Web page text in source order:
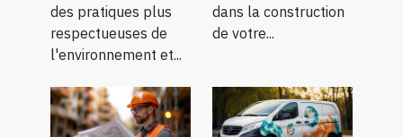
des pratiques plus
respectueuses de
l'environnement et...
dans la construction
de votre...